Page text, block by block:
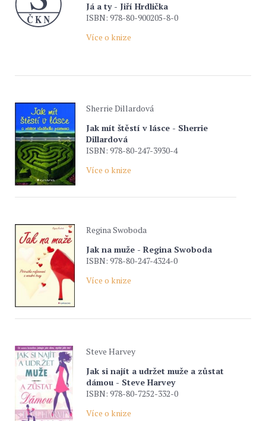
Já a ty - Jiří Hrdlička
ISBN: 978-80-900205-8-0
Více o knize
Sherrie Dillardová
Jak mít štěstí v lásce - Sherrie
Dillardová
ISBN: 978-80-247-3930-4
Více o knize
Regina Swoboda
Jak na muže - Regina Swoboda
ISBN: 978-80-247-4324-0
Více o knize
Steve Harvey
Jak si najít a udržet muže a zůstat
dámou - Steve Harvey
ISBN: 978-80-7252-332-0
Více o knize